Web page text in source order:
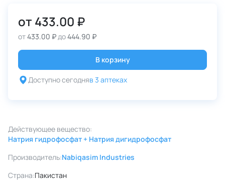
от 433.00 ₽
от433.00 ₽до444.90 ₽
В корзину
Доступно сегодняв 3 аптеках
Действующее вещество:
Натрия гидрофосфат + Натрия дигидрофосфат
Производитель:Nabiqasim Industries
Страна:Пакистан